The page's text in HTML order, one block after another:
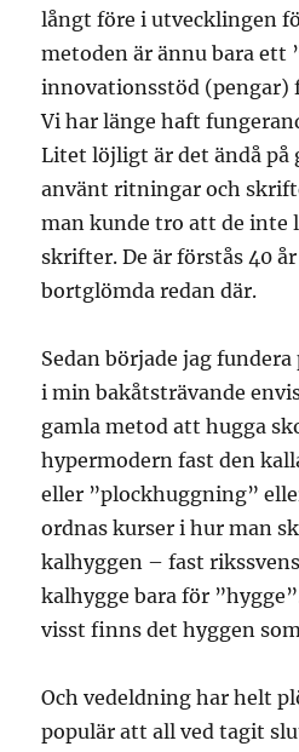
långt före i utvecklingen
metoden är ännu bara ett
innovationsstöd (pengar)
Vi har länge haft
Litet löjligt är det ändå på
använt ritningar och
man kunde tro att de inte
skrifter. De är förstås 40
bortglömda redan där.
Sedan började jag
i min bakåtsträvande
gamla metod att hugga
hypermodern fast den
eller ”plockhuggning”
ordnas kurser i hur man
kalhyggen – fast
kalhygge bara för
visst finns det hyggen
Och vedeldning har helt
populär att all ved tagit